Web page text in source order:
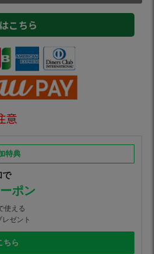
こちら
意
特典
で
ポン
使える
ゼント
ちら